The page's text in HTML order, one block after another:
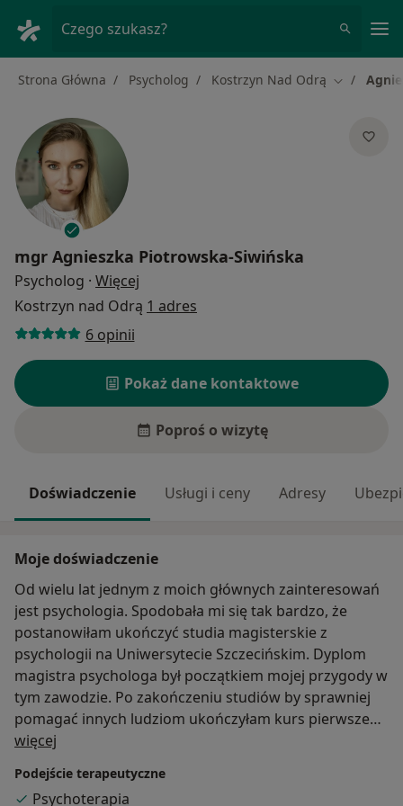
Czego szukasz?
Strona Główna Psycholog Kostrzyn Nad Odrą Zmień
mgr Agnieszka Piotrowska-Siwińska
Psycholog · Więcej
Kostrzyn nad Odrą 1 adres
6 opinii
Pokaż dane kontaktowe
Poproś o wizytę
Doświadczenie Usługi i ceny Adresy
Moje doświadczenie
Od wielu lat jednym z moich głównych zainteresowań
jest psychologia. Spodobała mi się tak bardzo, że
postanowiłam ukończyć studia magisterskie z
psychologii na Uniwersytecie Szczecińskim. Dyplom
magistra psychologa był początkiem mojej przygody w
tym zawodzie. Po zakończeniu studiów by sprawniej
pomagać innych ludziom ukończyłam kurs pierwszego
stopnia Terapii Systemowej i aktualnie jestem w
trakcie dalszego szkolenia. Odbyłam również szkolenie
w zakresie metody Kids’ Skills by móc jeszcze lepiej
więcej
Podejście terapeutyczne
Psychoterapia